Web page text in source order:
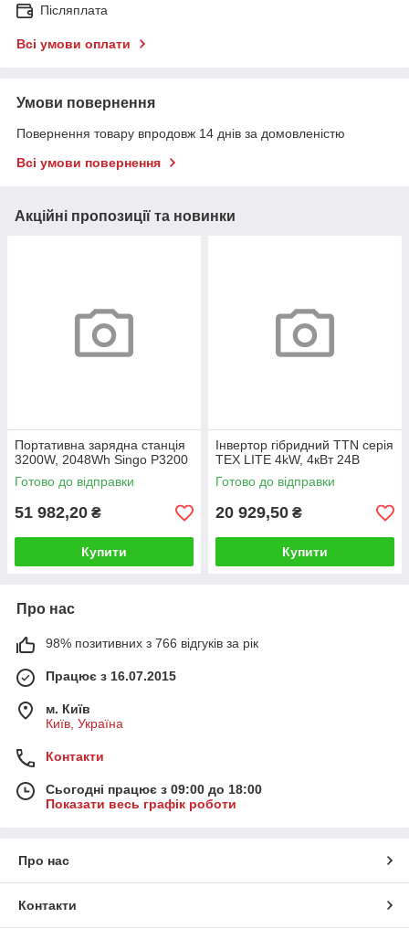
Післяплата
Всі умови оплати
Умови повернення
Повернення товару впродовж 14 днів за домовленістю
Всі умови повернення
Акційні пропозиції та новинки
Портативна зарядна станція
3200W, 2048Wh Singo P3200
Готово до відправки
51 982,20 ₴
Купити
Інвертор гібридний TTN серія
TEX LITE 4kW, 4кВт 24В
Готово до відправки
20 929,50 ₴
Купити
Про нас
98% позитивних з 766 відгуків за рік
Працює з 16.07.2015
м. Київ
Київ, Україна
Контакти
Сьогодні працює з 09:00 до 18:00
Показати весь графік роботи
Про нас
Контакти